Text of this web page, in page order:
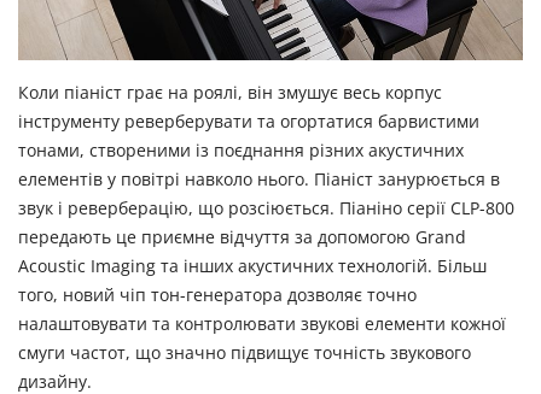
Коли піаніст грає на роялі, він змушує весь корпус
інструменту реверберувати та огортатися барвистими
тонами, створеними із поєднання різних акустичних
елементів у повітрі навколо нього. Піаніст занурюється в
звук і реверберацію, що розсіюється. Піаніно серії CLP-800
передають це приємне відчуття за допомогою Grand
Acoustic Imaging та інших акустичних технологій. Більш
того, новий чіп тон-генератора дозволяє точно
налаштовувати та контролювати звукові елементи кожної
смуги частот, що значно підвищує точність звукового
дизайну.